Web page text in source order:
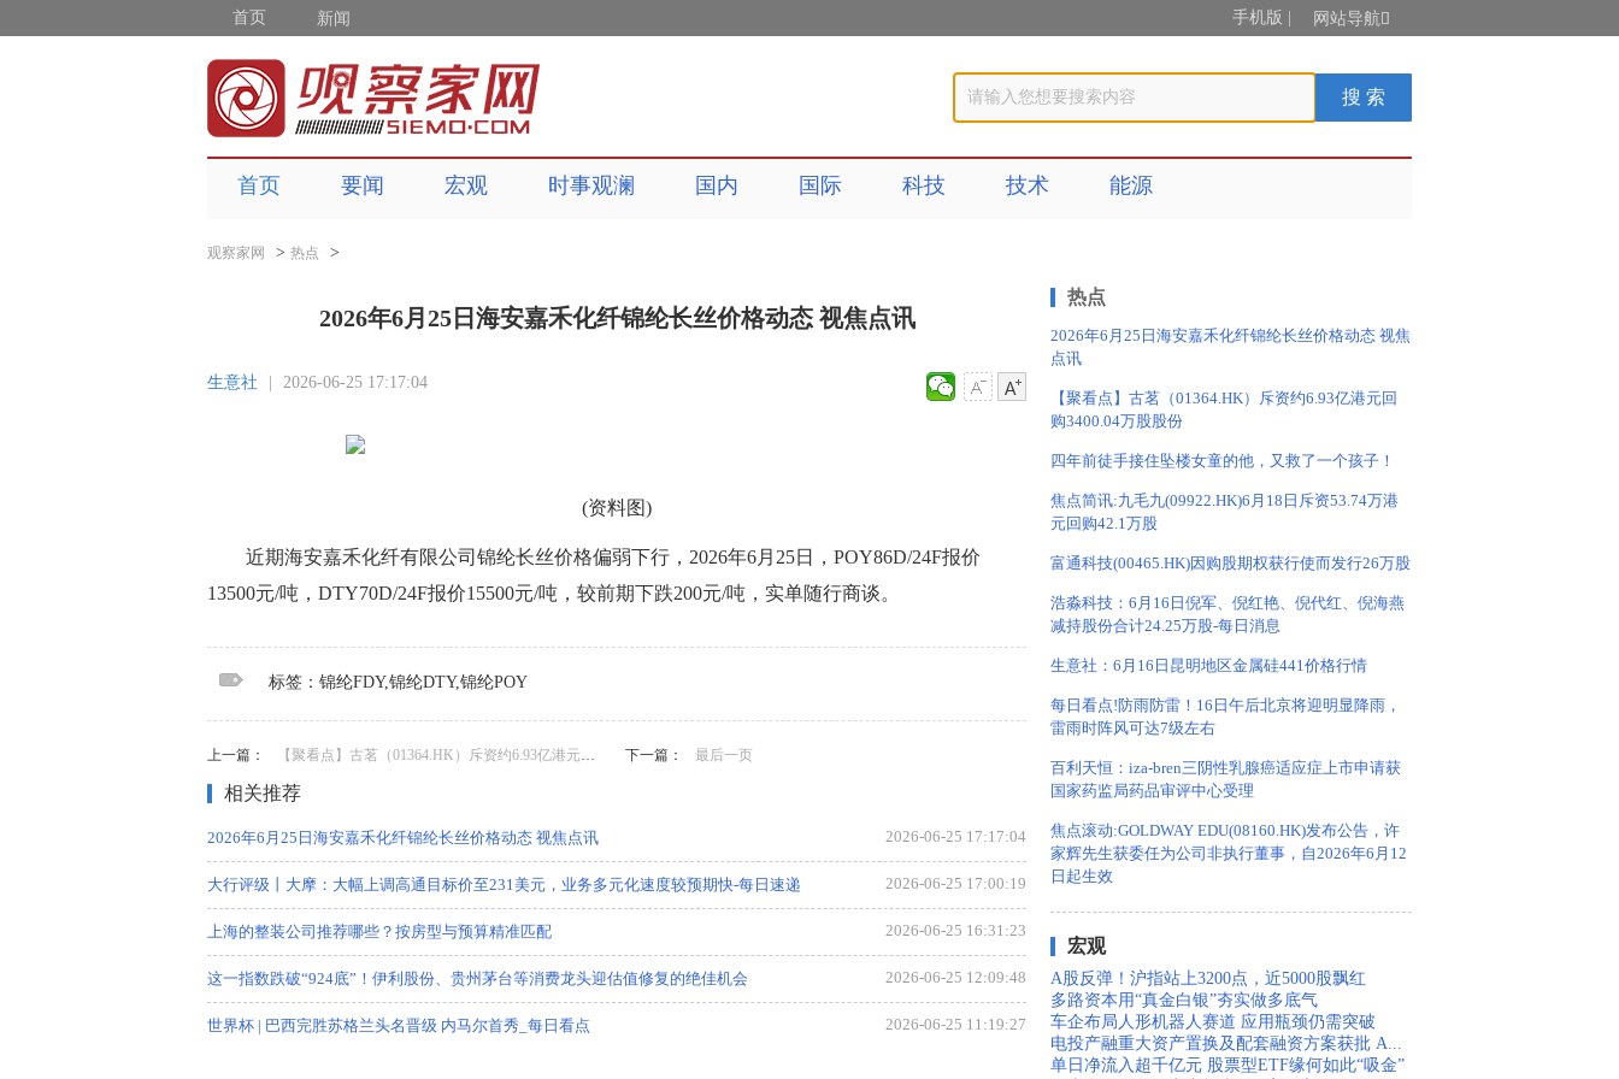
首页 新闻 手机版 网站导航
首页 要闻 宏观 时事观澜 国内 国际 科技 技术 能源
观察家网 > 热点 >
2026年6月25日海安嘉禾化纤锦纶长丝价格动态 视焦点讯
生意社 2026-06-25 17:17:04
(资料图)
近期海安嘉禾化纤有限公司锦纶长丝价格偏弱下行，2026年6月25日，POY86D/24F报价
13500元/吨，DTY70D/24F报价15500元/吨，较前期下跌200元/吨，实单随行商谈。
标签：锦纶FDY,锦纶DTY,锦纶POY
上一篇： 【聚看点】古茗（01364.HK）斥资约6.93亿港元回购3400.04万股股份 下一篇： 最后一页
相关推荐
2026年6月25日海安嘉禾化纤锦纶长丝价格动态 视焦点讯 2026-06-25 17:17:04
大行评级丨大摩：大幅上调高通目标价至231美元，业务多元化速度较预期快-每日速递 2026-06-25 17:00:19
上海的整装公司推荐哪些？按房型与预算精准匹配 2026-06-25 16:31:23
这一指数跌破“924底”！伊利股份、贵州茅台等消费龙头迎估值修复的绝佳机会 2026-06-25 12:09:48
世界杯 | 巴西完胜苏格兰头名晋级 内马尔首秀_每日看点 2026-06-25 11:19:27
热点
2026年6月25日海安嘉禾化纤锦纶长丝价格动态 视焦
点讯
【聚看点】古茗（01364.HK）斥资约6.93亿港元回
购3400.04万股股份
四年前徒手接住坠楼女童的他，又救了一个孩子！
焦点简讯:九毛九(09922.HK)6月18日斥资53.74万港
元回购42.1万股
富通科技(00465.HK)因购股期权获行使而发行26万股
浩淼科技：6月16日倪军、倪红艳、倪代红、倪海燕
减持股份合计24.25万股-每日消息
生意社：6月16日昆明地区金属硅441价格行情
每日看点!防雨防雷！16日午后北京将迎明显降雨，
雷雨时阵风可达7级左右
百利天恒：iza-bren三阴性乳腺癌适应症上市申请获
国家药监局药品审评中心受理
焦点滚动:GOLDWAY EDU(08160.HK)发布公告，许
家辉先生获委任为公司非执行董事，自2026年6月12
日起生效
宏观
A股反弹！沪指站上3200点，近5000股飘红
多路资本用“真金白银”夯实做多底气
车企布局人形机器人赛道 应用瓶颈仍需突破
电投产融重大资产置换及配套融资方案获批 A...
单日净流入超千亿元 股票型ETF缘何如此“吸金”